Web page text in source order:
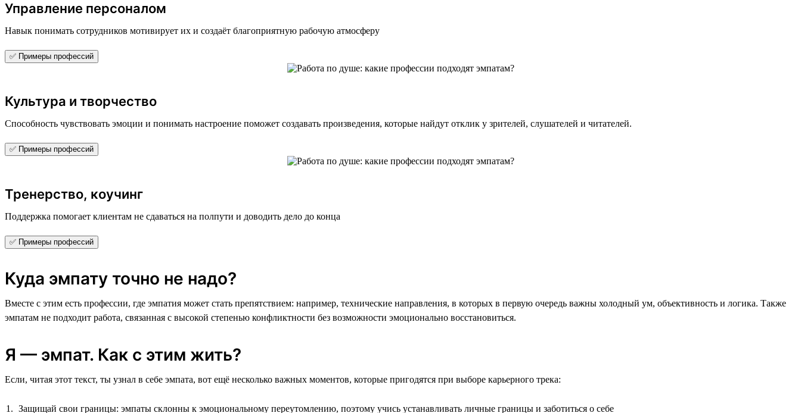
Управление персоналом
Навык понимать сотрудников мотивирует их и создаёт благоприятную рабочую атмосферу
✅ Примеры профессий
Культура и творчество
Способность чувствовать эмоции и понимать настроение поможет создавать произведения, которые найдут отклик у зрителей, слушателей и читателей.
✅ Примеры профессий
Тренерство, коучинг
Поддержка помогает клиентам не сдаваться на полпути и доводить дело до конца
✅ Примеры профессий
Куда эмпату точно не надо?
Вместе с этим есть профессии, где эмпатия может стать препятствием: например, технические направления, в которых в первую очередь важны холодный ум, объективность и логика. Также
эмпатам не подходит работа, связанная с высокой степенью конфликтности без возможности эмоционально восстановиться.
Я — эмпат. Как с этим жить?
Если, читая этот текст, ты узнал в себе эмпата, вот ещё несколько важных моментов, которые пригодятся при выборе карьерного трека:
Защищай свои границы: эмпаты склонны к эмоциональному переутомлению, поэтому учись устанавливать личные границы и заботиться о себе